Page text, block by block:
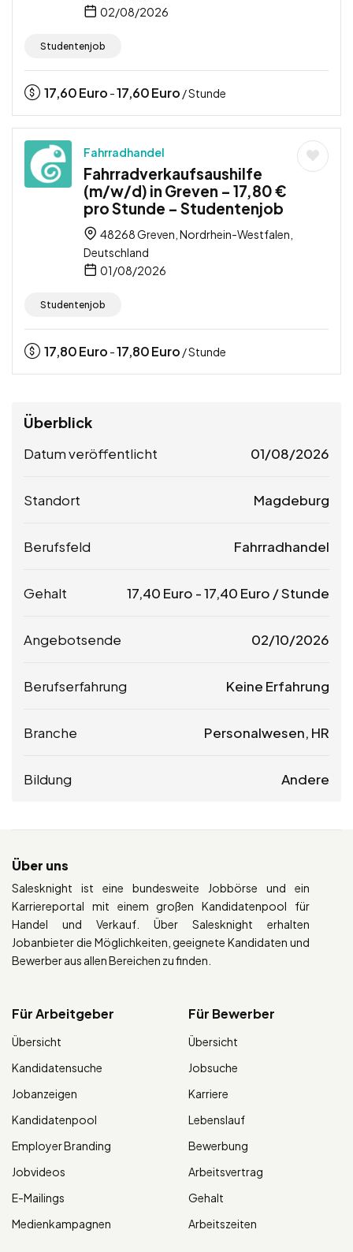
02/08/2026
Studentenjob
17,60Euro -17,60Euro / Stunde
Fahrradhandel
Fahrradverkaufsaushilfe
(m/w/d) in Greven – 17,80 €
pro Stunde – Studentenjob
48268 Greven, Nordrhein-Westfalen,
Deutschland
01/08/2026
Studentenjob
17,80Euro -17,80Euro / Stunde
Überblick
Datum veröffentlicht 01/08/2026
Standort Magdeburg
Berufsfeld Fahrradhandel
Gehalt 17,40 Euro -17,40 Euro / Stunde
Angebotsende 02/10/2026
Berufserfahrung Keine Erfahrung
Branche Personalwesen, HR
Bildung Andere
Über uns
Salesknight ist eine bundesweite Jobbörse und ein
Karriereportal mit einem großen Kandidatenpool für
Handel und Verkauf. Über Salesknight erhalten
Jobanbieter die Möglichkeiten, geeignete Kandidaten und
Bewerber aus allen Bereichen zu finden.
Für Arbeitgeber
Übersicht
Kandidatensuche
Jobanzeigen
Kandidatenpool
Employer Branding
Jobvideos
E-Mailings
Medienkampagnen
Für Bewerber
Übersicht
Jobsuche
Karriere
Lebenslauf
Bewerbung
Arbeitsvertrag
Gehalt
Arbeitszeiten